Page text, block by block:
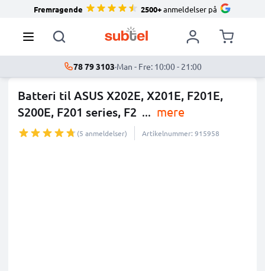
Fremragende 2500+anmeldelser på
78 79 3103·Man - Fre: 10:00 - 21:00
Batteri til ASUS X202E, X201E, F201E,
S200E, F201 series, F2 ... mere
(5 anmeldelser) Artikelnummer: 915958